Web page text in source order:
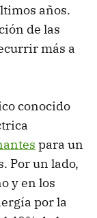
años.
de las
más a
conocido
para un
Por un lado,
y en los
por la